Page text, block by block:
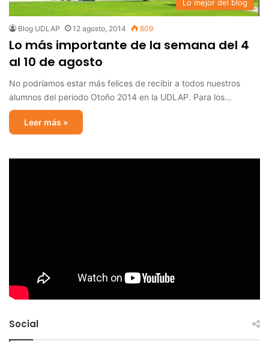
Lo mejor del blog
Blog UDLAP 12 agosto, 2014 809
Lo más importante de la semana del 4
al 10 de agosto
No podríamos estar más felices de recibir a todos nuestros
alumnos del periodo Otoño 2014 en la UDLAP. Para los…
Leer más »
Social